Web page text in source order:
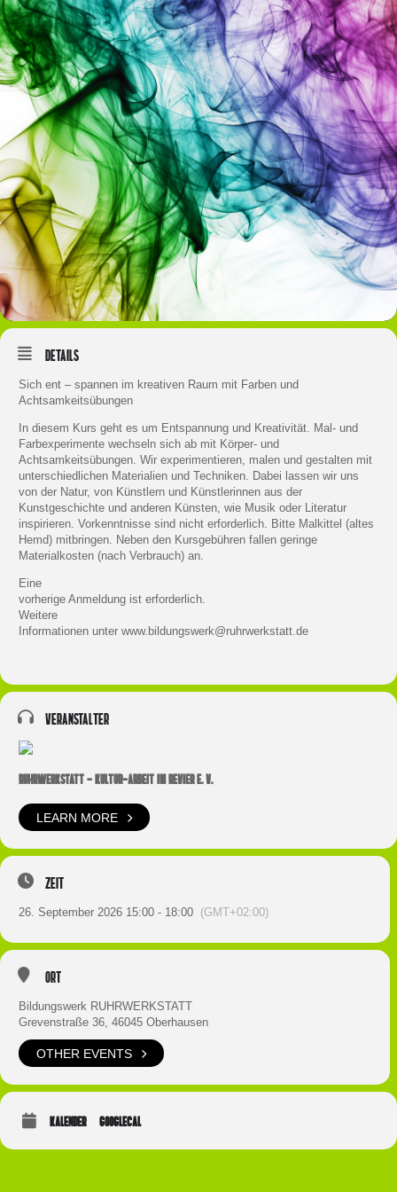
Details
Sich ent – spannen im kreativen Raum mit Farben und
Achtsamkeitsübungen
In diesem Kurs geht es um Entspannung und Kreativität. Mal- und
Farbexperimente wechseln sich ab mit Körper- und
Achtsamkeitsübungen. Wir experimentieren, malen und gestalten mit
unterschiedlichen Materialien und Techniken. Dabei lassen wir uns
von der Natur, von Künstlern und Künstlerinnen aus der
Kunstgeschichte und anderen Künsten, wie Musik oder Literatur
inspirieren. Vorkenntnisse sind nicht erforderlich. Bitte Malkittel (altes
Hemd) mitbringen. Neben den Kursgebühren fallen geringe
Materialkosten (nach Verbrauch) an.
Eine
vorherige Anmeldung ist erforderlich.
Weitere
Informationen unter www.bildungswerk@ruhrwerkstatt.de
Veranstalter
RUHRWERKSTATT - KULTUR-ARBEIT IM REVIER E. V.
LEARN MORE
Zeit
26. September 2026 15:00 - 18:00 (GMT+02:00)
Ort
Bildungswerk RUHRWERKSTATT
Grevenstraße 36, 46045 Oberhausen
OTHER EVENTS
KALENDER GOOGLECAL